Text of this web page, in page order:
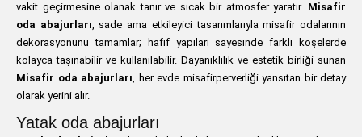
vakit geçirmesine olanak tanır ve sıcak bir atmosfer yaratır. Misafir
oda abajurları, sade ama etkileyici tasarımlarıyla misafir odalarının
dekorasyonunu tamamlar; hafif yapıları sayesinde farklı köşelerde
kolayca taşınabilir ve kullanılabilir. Dayanıklılık ve estetik birliği sunan
Misafir oda abajurları, her evde misafirperverliği yansıtan bir detay
olarak yerini alır.
Yatak oda abajurları